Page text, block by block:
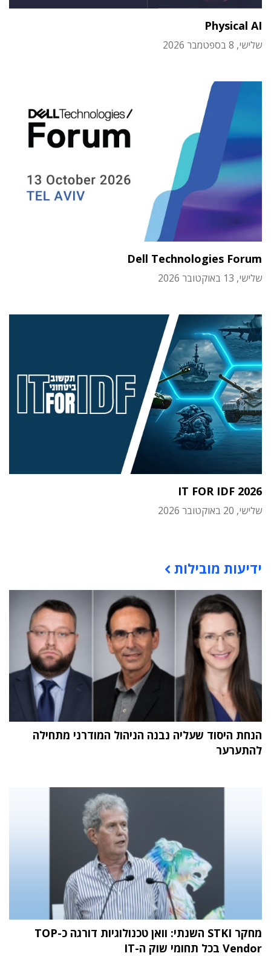
Physical AI
שלישי, 8 בספטמבר 2026
Dell Technologies Forum
שלישי, 13 באוקטובר 2026
IT FOR IDF 2026
שלישי, 20 באוקטובר 2026
ידיעות מובילות
הנחת היסוד שעליה נבנה הניהול המודרני מתחילה
להתערער
מחקר STKI השנתי: וואן טכנולוגיות דורגה כ-TOP
Vendor בכל תחומי שוק ה-IT